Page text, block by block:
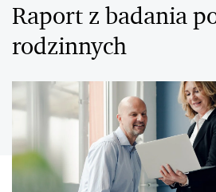
Raport z badania
rodzinnych